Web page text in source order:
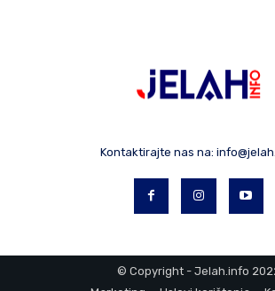
Kontaktirajte nas na:
© Copyright - Jelah.info